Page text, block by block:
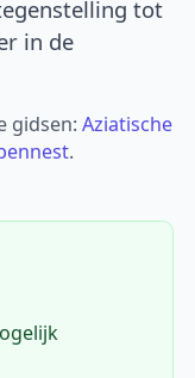
tot
in de
gidsen:Aziatische
.